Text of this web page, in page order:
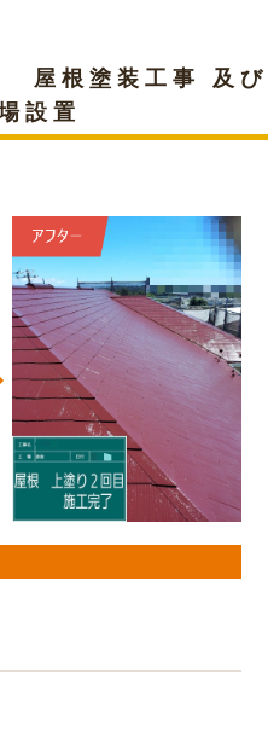
屋根塗装工事 及び
設置